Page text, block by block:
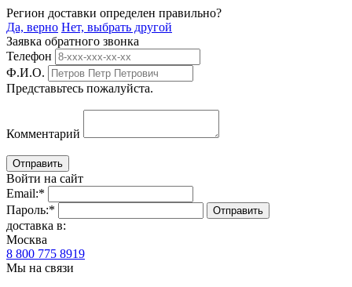
Регион доставки определен правильно?
Да, верно Нет, выбрать другой
Заявка обратного звонка
Телефон
Ф.И.О.
Представьтесь пожалуйста.
Комментарий
Войти на сайт
Email:*
Пароль:*
доставка в:
Москва
8 800 775 8919
Мы на связи